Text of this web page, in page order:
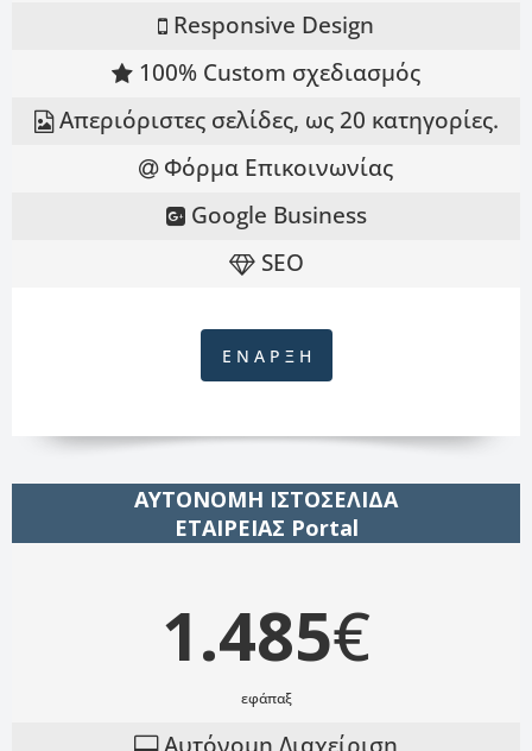
Responsive Design
100% Custom σχεδιασμός
Απεριόριστες σελίδες, ως 20 κατηγορίες.
Φόρμα Επικοινωνίας
Google Business
SEO
Ε Ν Α Ρ Ξ Η
ΑΥΤΟΝΟΜΗ ΙΣΤΟΣΕΛΙΔΑ
ΕΤΑΙΡΕΙΑΣ Portal
1.485€
εφάπαξ